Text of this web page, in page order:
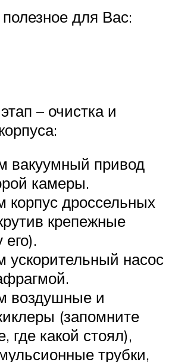
для Вас:
– очистка и
вакуумный привод
камеры.
корпус дроссельных
крепежные
ускорительный насос
воздушные и
(запомните
где какой стоял),
трубки,